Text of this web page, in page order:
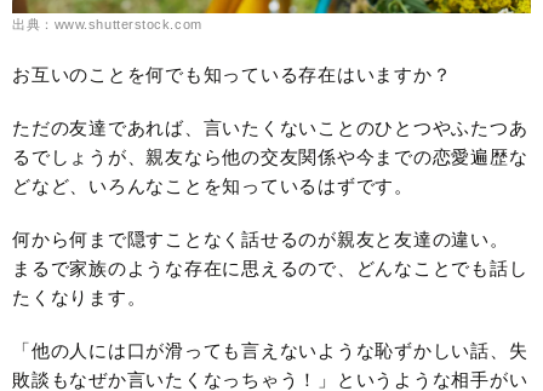
出典：www.shutterstock.com
お互いのことを何でも知っている存在はいますか？
ただの友達であれば、言いたくないことのひとつやふたつあ
るでしょうが、親友なら他の交友関係や今までの恋愛遍歴な
どなど、いろんなことを知っているはずです。
何から何まで隠すことなく話せるのが親友と友達の違い。
まるで家族のような存在に思えるので、どんなことでも話し
たくなります。
「他の人には口が滑っても言えないような恥ずかしい話、失
敗談もなぜか言いたくなっちゃう！」というような相手がい